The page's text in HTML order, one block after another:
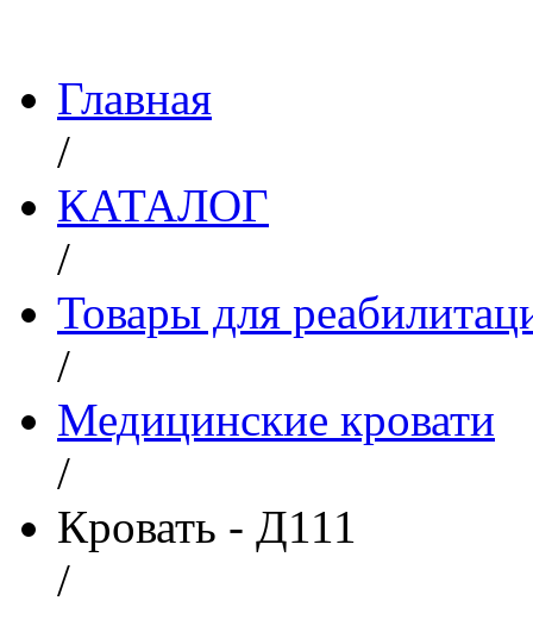
Главная
/
КАТАЛОГ
/
Товары для
/
Медицинские кровати
/
Кровать - Д111
/